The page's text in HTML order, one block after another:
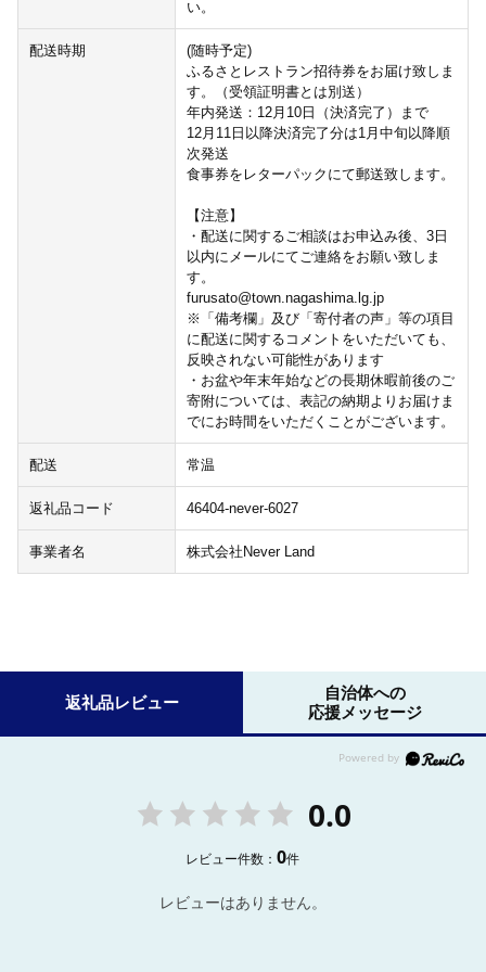
い。
配送時期
(随時予定)
ふるさとレストラン招待券をお届け致しま
す。（受領証明書とは別送）
年内発送：12月10日（決済完了）まで
12月11日以降決済完了分は1月中旬以降順
次発送
食事券をレターパックにて郵送致します。
【注意】
・配送に関するご相談はお申込み後、3日
以内にメールにてご連絡をお願い致しま
す。
furusato@town.nagashima.lg.jp
※「備考欄」及び「寄付者の声」等の項目
に配送に関するコメントをいただいても、
反映されない可能性があります
・お盆や年末年始などの長期休暇前後のご
寄附については、表記の納期よりお届けま
でにお時間をいただくことがございます。
配送 常温
返礼品コード 46404-never-6027
事業者名 株式会社Never Land
返礼品レビュー
自治体への
応援メッセージ
0.0
レビュー件数：0件
レビューはありません。